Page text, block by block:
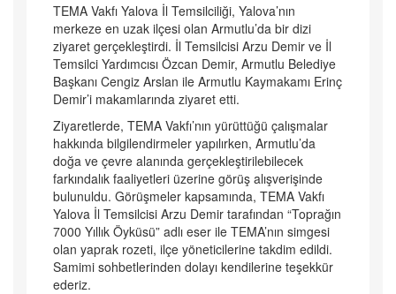
TEMA Vakfı Yalova İl Temsilciliği, Yalova’nın
merkeze en uzak ilçesi olan Armutlu’da bir dizi
ziyaret gerçekleştirdi. İl Temsilcisi Arzu Demir ve İl
Temsilci Yardımcısı Özcan Demir, Armutlu Belediye
Başkanı Cengiz Arslan ile Armutlu Kaymakamı Erinç
Demir’i makamlarında ziyaret etti.
Ziyaretlerde, TEMA Vakfı’nın yürüttüğü çalışmalar
hakkında bilgilendirmeler yapılırken, Armutlu’da
doğa ve çevre alanında gerçekleştirilebilecek
farkındalık faaliyetleri üzerine görüş alışverişinde
bulunuldu. Görüşmeler kapsamında, TEMA Vakfı
Yalova İl Temsilcisi Arzu Demir tarafından “Toprağın
7000 Yıllık Öyküsü” adlı eser ile TEMA’nın simgesi
olan yaprak rozeti, ilçe yöneticilerine takdim edildi.
Samimi sohbetlerinden dolayı kendilerine teşekkür
ederiz.